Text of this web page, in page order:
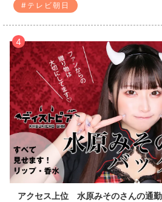
#テレビ朝日
4
アクセス上位 水原みそのさんの通勤